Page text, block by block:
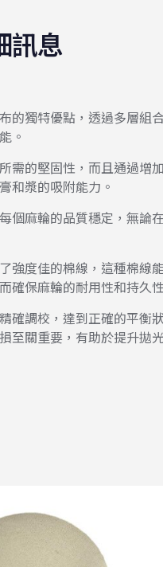
訊息
的獨特優點，透過多層組
。
需的堅固性，而且通過增
和漿的吸附能力。
個麻輪的品質穩定，無論
強度佳的棉線，這種棉線
確保麻輪的耐用性和持久
確調校，達到正確的平衡
至關重要，有助於提升拋